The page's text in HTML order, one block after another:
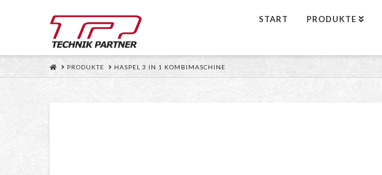
START PRODUKTE
HOMEPRODUKTE HASPEL 3 IN 1 KOMBIMASCHINE